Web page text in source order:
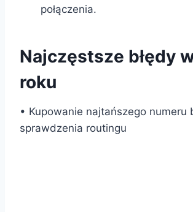
połączenia.
Najczęstsze błędy
roku
• Kupowanie najtańszego numeru
sprawdzenia routingu